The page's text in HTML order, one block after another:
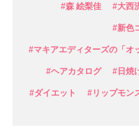
#森 絵梨佳 #大西
#新色
#マキアエディターズの「オ
#ヘアカタログ #日焼
#ダイエット #リップモン